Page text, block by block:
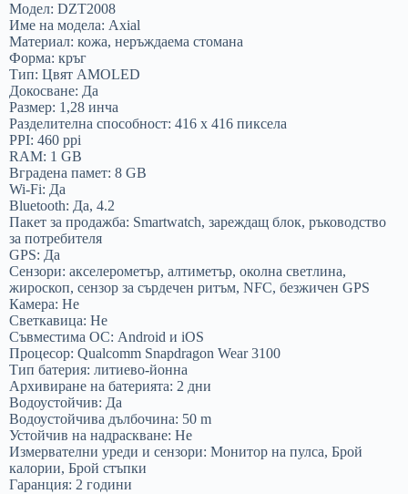
Модел: DZT2008
Име на модела: Axial
Материал: кожа, неръждаема стомана
Форма: кръг
Тип: Цвят AMOLED
Докосване: Да
Размер: 1,28 инча
Разделителна способност: 416 x 416 пиксела
PPI: 460 ppi
RAM: 1 GB
Вградена памет: 8 GB
Wi-Fi: Да
Bluetooth: Да, 4.2
Пакет за продажба: Smartwatch, зареждащ блок, ръководство
за потребителя
GPS: Да
Сензори: акселерометър, алтиметър, околна светлина,
жироскоп, сензор за сърдечен ритъм, NFC, безжичен GPS
Камера: Не
Светкавица: Не
Съвместима ОС: Android и iOS
Процесор: Qualcomm Snapdragon Wear 3100
Тип батерия: литиево-йонна
Архивиране на батерията: 2 дни
Водоустойчив: Да
Водоустойчива дълбочина: 50 m
Устойчив на надраскване: Не
Измервателни уреди и сензори: Монитор на пулса, Брой
калории, Брой стъпки
Гаранция: 2 години